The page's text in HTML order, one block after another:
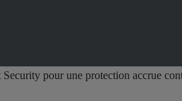
pour une protection accrue